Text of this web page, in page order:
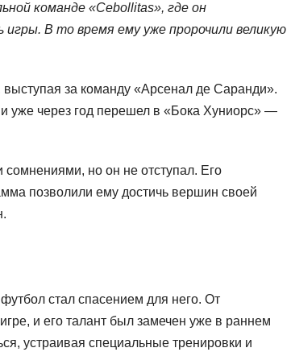
команде «Cebollitas», где он
игры. В то время ему уже пророчили великую
за команду «Арсенал де Саранди».
уже через год перешел в «Бока Хуниорс» —
но он не отступал. Его
позволили ему достичь вершин своей
стал спасением для него. От
и его талант был замечен уже в раннем
устраивая специальные тренировки и